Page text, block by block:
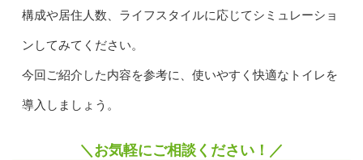
構成や居住人数、ライフスタイルに応じてシミュレーショ
ンしてみてください。
今回ご紹介した内容を参考に、使いやすく快適なトイレを
導入しましょう。
＼お気軽にご相談ください！／